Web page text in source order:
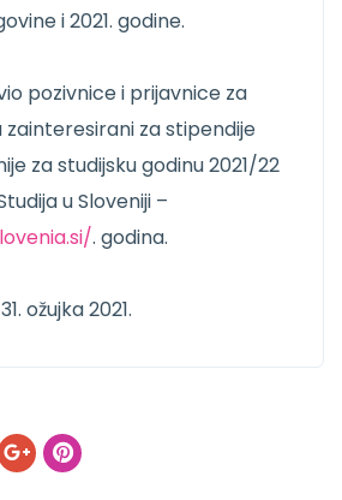
i 2021. godine.
pozivnice i prijavnice za
zainteresirani za stipendije
za studijsku godinu 2021/22
u Sloveniji –
. godina.
ožujka 2021.